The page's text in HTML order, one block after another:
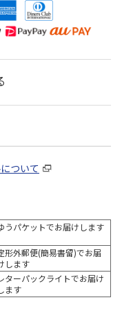
ついて
うパケットでお届けします
形外郵便(簡易書留)でお届
します
ターパックライトでお届け
ます